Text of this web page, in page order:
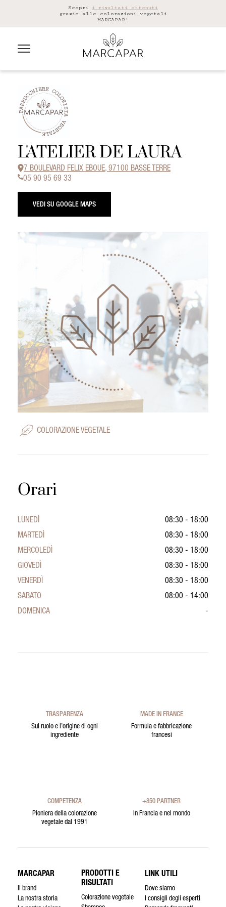
Scopri i risultati ottenuti
grazie alle colorazioni vegetali
MARCAPAR!
L'ATELIER DE LAURA
7 BOULEVARD FELIX EBOUE, 97100 BASSE TERRE
05 90 95 69 33
VEDI SU GOOGLE MAPS
COLORAZIONE VEGETALE
Orari
LUNEDÌ
08:30 - 18:00
MARTEDÌ
08:30 - 18:00
MERCOLEDÌ
08:30 - 18:00
GIOVEDÌ
08:30 - 18:00
VENERDÌ
08:30 - 18:00
SABATO
08:00 - 14:00
DOMENICA
-
TRASPARENZA
Sul ruolo e l’origine di ogni
ingrediente
MADE IN FRANCE
Formula e fabbricazione
francesi
COMPETENZA
Pioniera della colorazione
vegetale dal 1991
+850 PARTNER
In Francia e nel mondo
MARCAPAR
Il brand
La nostra storia
PRODOTTI E
RISULTATI
Colorazione vegetale
LINK UTILI
Dove siamo
I consigli degli esperti